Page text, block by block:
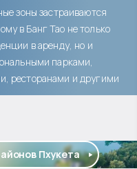
зоны застраиваются
в Банг Тао не только
в аренду, но и
парками,
ресторанами и другими
Пхукета